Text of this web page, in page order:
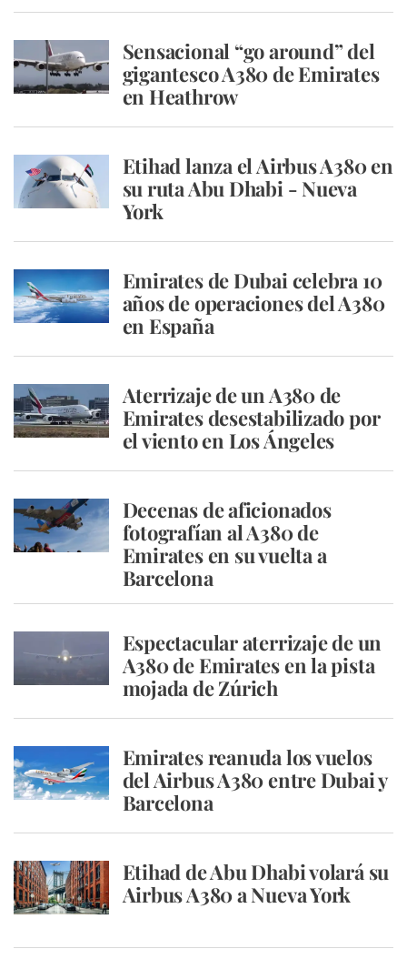
Sensacional “go around” del
gigantesco A380 de Emirates
en Heathrow
Etihad lanza el Airbus A380 en
su ruta Abu Dhabi - Nueva
York
Emirates de Dubai celebra 10
años de operaciones del A380
en España
Aterrizaje de un A380 de
Emirates desestabilizado por
el viento en Los Ángeles
Decenas de aficionados
fotografían al A380 de
Emirates en su vuelta a
Barcelona
Espectacular aterrizaje de un
A380 de Emirates en la pista
mojada de Zúrich
Emirates reanuda los vuelos
del Airbus A380 entre Dubai y
Barcelona
Etihad de Abu Dhabi volará su
Airbus A380 a Nueva York